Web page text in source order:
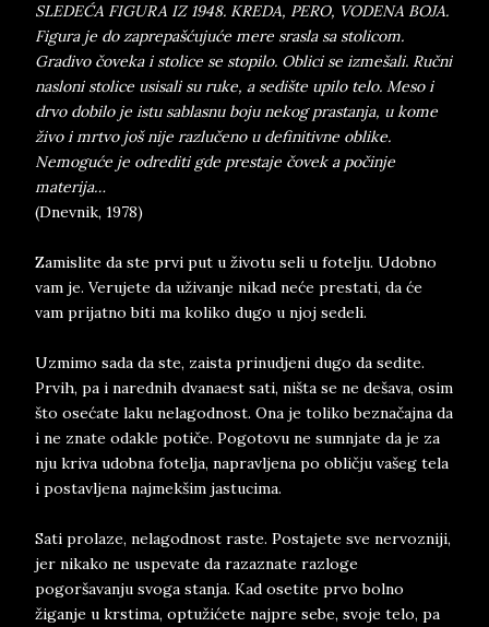
SLEDEĆA FIGURA IZ 1948. KREDA, PERO, VODENA BOJA.
Figura je do zaprepašćujuće mere srasla sa stolicom.
Gradivo čoveka i stolice se stopilo. Oblici se izmešali. Ručni
nasloni stolice usisali su ruke, a sedište upilo telo. Meso i
drvo dobilo je istu sablasnu boju nekog prastanja, u kome
živo i mrtvo još nije razlučeno u definitivne oblike.
Nemoguće je odrediti gde prestaje čovek a počinje
materija…
(Dnevnik, 1978)
Zamislite da ste prvi put u životu seli u fotelju. Udobno
vam je. Verujete da uživanje nikad neće prestati, da će
vam prijatno biti ma koliko dugo u njoj sedeli.
Uzmimo sada da ste, zaista prinudjeni dugo da sedite.
Prvih, pa i narednih dvanaest sati, ništa se ne dešava, osim
što osećate laku nelagodnost. Ona je toliko beznačajna da
i ne znate odakle potiče. Pogotovu ne sumnjate da je za
nju kriva udobna fotelja, napravljena po obličju vašeg tela
i postavljena najmekšim jastucima.
Sati prolaze, nelagodnost raste. Postajete sve nervozniji,
jer nikako ne uspevate da razaznate razloge
pogoršavanju svoga stanja. Kad osetite prvo bolno
žiganje u krstima, optužićete najpre sebe, svoje telo, pa